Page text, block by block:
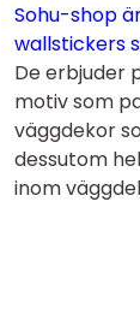
Sohu-shop
wallstickers
De erbjuder
motiv som
väggdekor
dessutom
inom